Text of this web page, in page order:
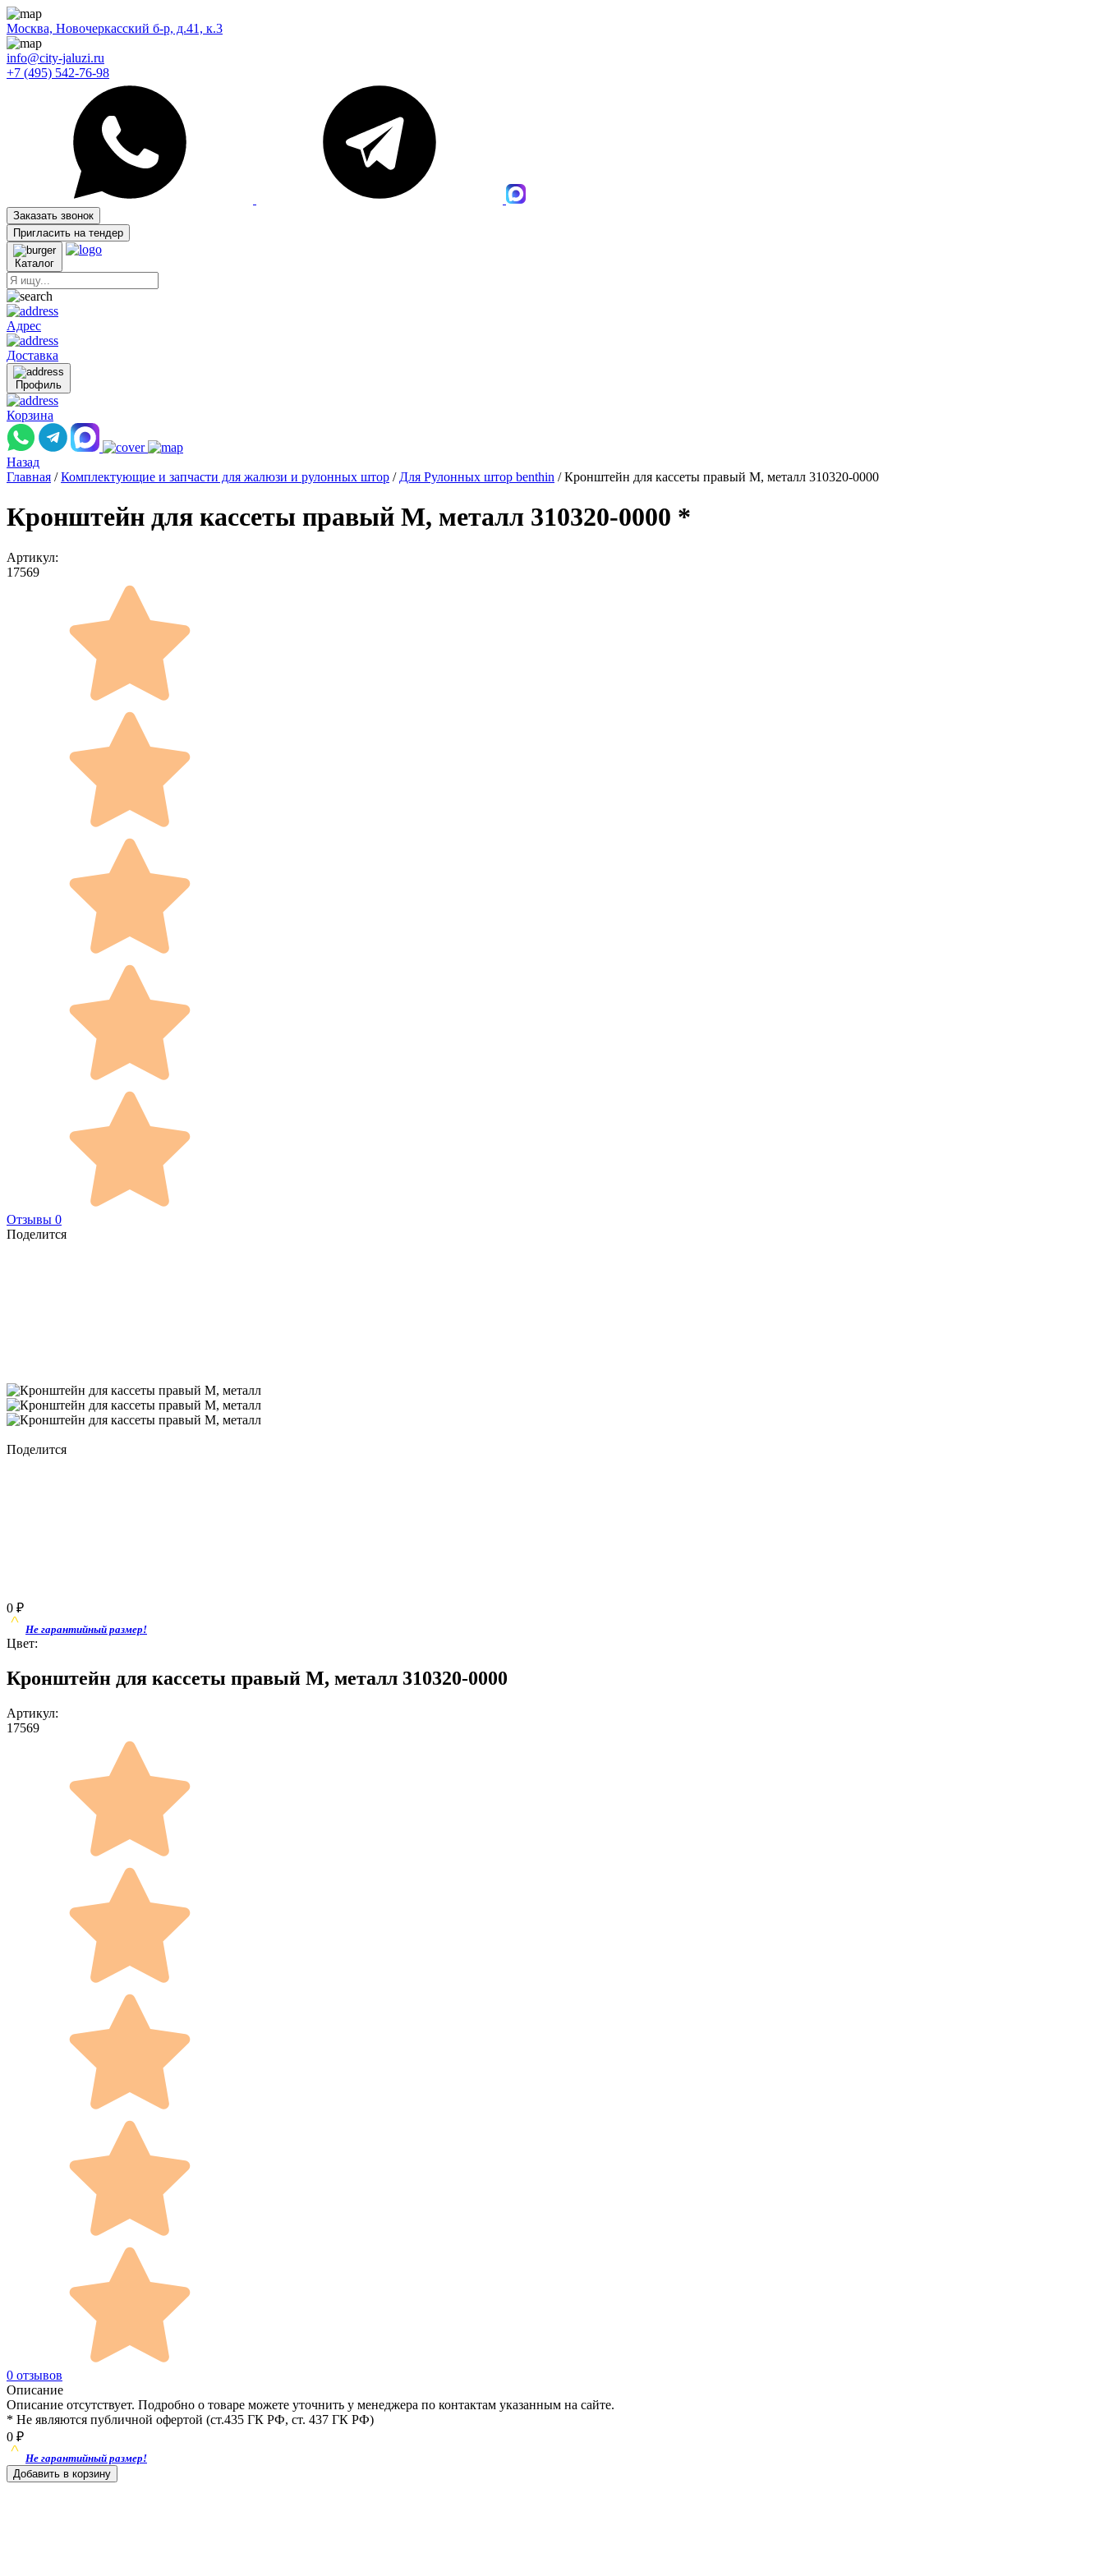
Москва, Новочеркасский б-р, д.41, к.3
info@city-jaluzi.ru
+7 (495) 542-76-98
Заказать звонок
Пригласить на тендер
Каталог
Адрес
Доставка
Профиль
Корзина
Назад
Главная / Комплектующие и запчасти для жалюзи и рулонных штор / Для Рулонных штор benthin / Кронштейн для кассеты правый М, металл 310320-0000
Кронштейн для кассеты правый М, металл 310320-0000 *
Артикул:
17569
Отзывы 0
Поделится
Поделится
0 ₽
Не гарантийный размер!
Цвет:
Кронштейн для кассеты правый М, металл 310320-0000
Артикул:
17569
0 отзывов
Описание
Описание отсутствует. Подробно о товаре можете уточнить у менеджера по контактам указанным на сайте.
* Не являются публичной офертой (ст.435 ГК РФ, cт. 437 ГК РФ)
0 ₽
Не гарантийный размер!
Добавить в корзину